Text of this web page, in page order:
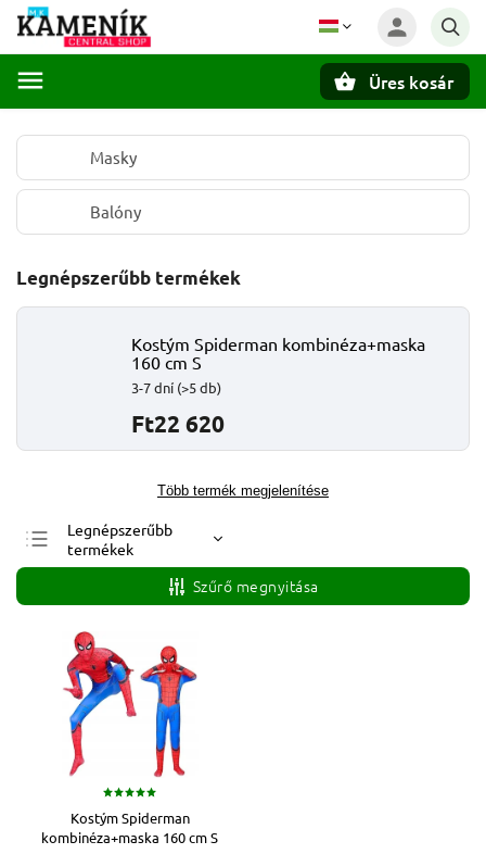
Üres kosár
Masky
Balóny
Legnépszerűbb termékek
Kostým Spiderman kombinéza+maska
160 cm S
3-7 dní (>5 db)
Ft22 620
Több termék megjelenítése
Legnépszerűbb
termékek
Legolcsóbb elöl
Legdrágább
ABC szerint
Szűrő megnyitása
Kostým Spiderman
kombinéza+maska 160 cm S